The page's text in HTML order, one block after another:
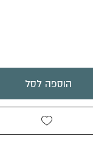
הוספה לסל